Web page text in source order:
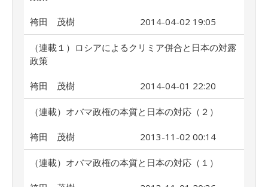
袴田 茂樹 2014-04-02 19:05
（連載１）ロシアによるクリミア併合と日本の対露
政策
袴田 茂樹 2014-04-01 22:20
（連載）オバマ政権の本質と日本の対応（２）
袴田 茂樹 2013-11-02 00:14
（連載）オバマ政権の本質と日本の対応（１）